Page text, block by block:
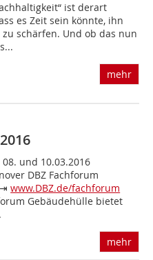
ist derart
es Zeit sein könnte, ihn
schärfen. Und ob das nun
mehr
und 10.03.2016
DBZ Fachforum
www.DBZ.de/fachforum
Gebäudehülle bietet
mehr